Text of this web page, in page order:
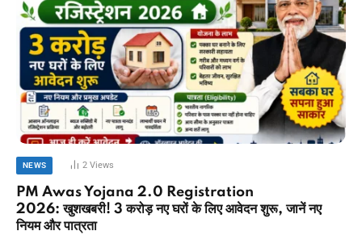
NEWS 2Views
PM Awas Yojana 2.0 Registration
2026: खुशखबरी! 3 करोड़ नए घरों के लिए आवेदन शुरू, जानें नए
नियम और पात्रता